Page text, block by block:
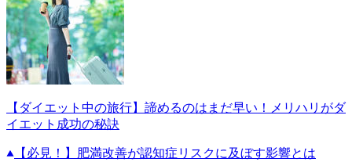
【ダイエット中の旅行】諦めるのはまだ早い！メリハリがダ
イエット成功の秘訣
【必見！】肥満改善が認知症リスクに及ぼす影響とは